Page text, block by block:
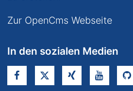
Zur OpenCms Webseite
In den sozialen Medien